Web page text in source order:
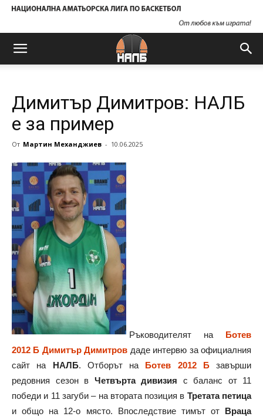
Димитър Димитров: НАЛБ
е за пример
От Мартин Механджиев - 10.06.2025
Ръководителят на Ботев
2012 Б Димитър Димитров даде интервю за официалния
сайт на НАЛБ. Отборът на Ботев 2012 Бзавърши
редовния сезон в Четвърта дивизия с баланс от 11
победи и 11 загуби – на втората позиция в Третата петица
и общо на 12-о място. Впоследствие тимът от Враца